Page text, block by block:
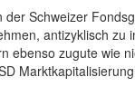
Schweizer
antizyklisch
ebenso zugute wie